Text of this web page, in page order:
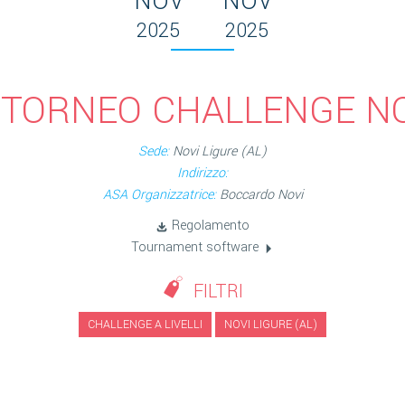
2025 2025
CHALLENGE
Sede:Novi Ligure (AL)
Indirizzo:
ASA Organizzatrice:Boccardo Novi
Regolamento
Tournament software
FILTRI
CHALLENGE A LIVELLI NOVI LIGURE (AL)